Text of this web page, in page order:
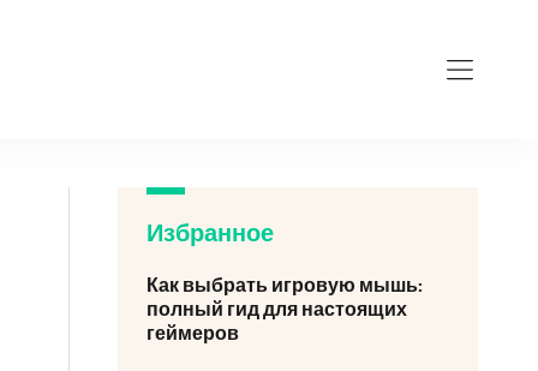
Избранное
Как выбрать игровую мышь:
полный гид для настоящих
геймеров